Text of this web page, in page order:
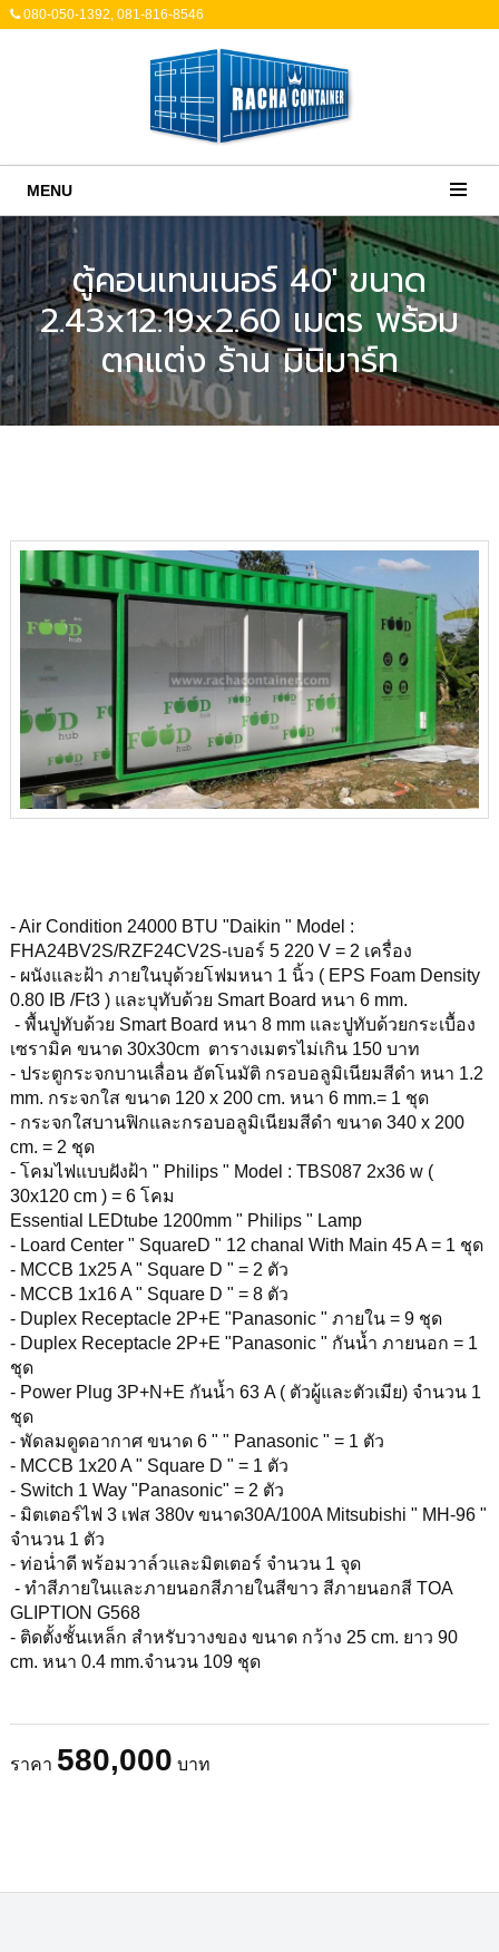
080-050-1392, 081-816-8546
MENU
ตู้คอนเทนเนอร์ 40' ขนาด
2.43x12.19x2.60 เมตร พร้อม
ตกแต่ง ร้าน มินิมาร์ท
- Air Condition 24000 BTU "Daikin " Model :
FHA24BV2S/RZF24CV2S-เบอร์ 5 220 V = 2 เครื่อง
- ผนังและฝ้า ภายในบุด้วยโฟมหนา 1 นิ้ว ( EPS Foam Density
0.80 IB /Ft3 ) และบุทับด้วย Smart Board หนา 6 mm.
- พื้นปูทับด้วย Smart Board หนา 8 mm และปูทับด้วยกระเบื้อง
เซรามิค ขนาด 30x30cm ตารางเมตรไม่เกิน 150 บาท
- ประตูกระจกบานเลื่อน อัตโนมัติ กรอบอลูมิเนียมสีดำ หนา 1.2
mm. กระจกใส ขนาด 120 x 200 cm. หนา 6 mm.= 1 ชุด
- กระจกใสบานฟิกและกรอบอลูมิเนียมสีดำ ขนาด 340 x 200
cm. = 2 ชุด
- โคมไฟแบบฝังฝ้า " Philips " Model : TBS087 2x36 w (
30x120 cm ) = 6 โคม
Essential LEDtube 1200mm " Philips " Lamp
- Loard Center " SquareD " 12 chanal With Main 45 A = 1 ชุด
- MCCB 1x25 A " Square D " = 2 ตัว
- MCCB 1x16 A " Square D " = 8 ตัว
- Duplex Receptacle 2P+E "Panasonic " ภายใน = 9 ชุด
- Duplex Receptacle 2P+E "Panasonic " กันน้ำ ภายนอก = 1
ชุด
- Power Plug 3P+N+E กันน้ำ 63 A ( ตัวผู้และตัวเมีย) จำนวน 1
ชุด
- พัดลมดูดอากาศ ขนาด 6 " " Panasonic " = 1 ตัว
- MCCB 1x20 A " Square D " = 1 ตัว
- Switch 1 Way "Panasonic" = 2 ตัว
- มิตเตอร์ไฟ 3 เฟส 380v ขนาด30A/100A Mitsubishi " MH-96 "
จำนวน 1 ตัว
- ท่อน่ำดี พร้อมวาล์วและมิตเตอร์ จำนวน 1 จุด
- ทำสีภายในและภายนอกสีภายในสีขาว สีภายนอกสี TOA
GLIPTION G568
- ติดตั้งชั้นเหล็ก สำหรับวางของ ขนาด กว้าง 25 cm. ยาว 90
cm. หนา 0.4 mm.จำนวน 109 ชุด
ราคา 580,000 บาท